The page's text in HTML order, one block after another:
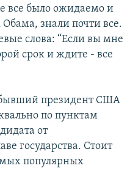
все было ожидаемо и
Обама, знали почти все.
слова: “Если вы мне
срок и ждите - все
бывший президент США
по пунктам
от
государства. Стоит
популярных